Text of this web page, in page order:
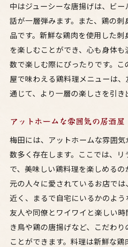
中はジューシーな唐揚げは、ビ
話が一層弾みます。また、鶏の
品です。新鮮な鶏肉を使用した
を楽しむことができ、心も身体
数で楽しむ際にぴったりです。
屋で味わえる鶏料理メニューは
通じて、より一層の楽しさを引き
アットホームな雰囲気の居酒屋
梅田には、アットホームな雰囲
数多く存在します。ここでは、
で、美味しい鶏料理を楽しめる
元の人々に愛されているお店で
近く、まるで自宅にいるかのよう
友人や同僚とワイワイと楽しい
き鳥や鶏の唐揚げなど、こだわ
ことができます。料理は新鮮な